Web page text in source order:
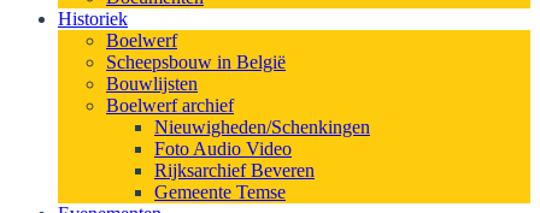
Historiek
Boelwerf
Scheepsbouw in België
Bouwlijsten
Boelwerf archief
Nieuwigheden/Schenkingen
Foto Audio Video
Rijksarchief Beveren
Gemeente Temse